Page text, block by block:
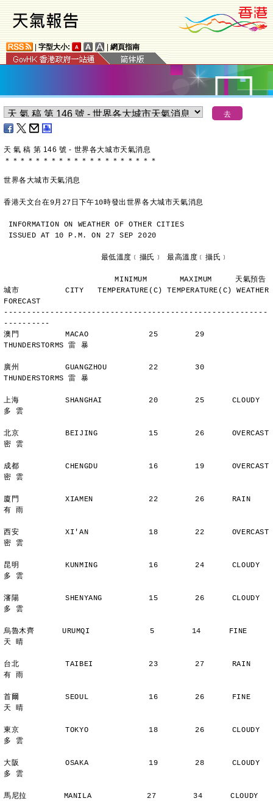
字型大小: 網頁指南
天 氣 稿 第 146 號 - 世界各大城市天氣消息
＊ ＊ ＊ ＊ ＊ ＊ ＊ ＊ ＊ ＊ ＊ ＊ ＊ ＊ ＊ ＊ ＊ ＊ ＊ ＊
世界各大城市天氣消息
香港天文台在9月27日下午10時發出世界各大城市天氣消息
INFORMATION ON WEATHER OF OTHER CITIES
ISSUED AT 10 P.M. ON 27 SEP 2020
                     最低溫度﹝攝氏﹞ 最高溫度﹝攝氏﹞
                        MINIMUM       MAXIMUM     天氣預告
城市          CITY   TEMPERATURE(C) TEMPERATURE(C) WEATHER
FORECAST
---------------------------------------------------------
----------
澳門          MACAO             25        29
THUNDERSTORMS 雷 暴
廣州          GUANGZHOU         22        30
THUNDERSTORMS 雷 暴
上海          SHANGHAI          20        25      CLOUDY
多 雲
北京          BEIJING           15        26      OVERCAST
密 雲
成都          CHENGDU           16        19      OVERCAST
密 雲
廈門          XIAMEN            22        26      RAIN
有 雨
西安          XI'AN             18        22      OVERCAST
密 雲
昆明          KUNMING           16        24      CLOUDY
多 雲
瀋陽          SHENYANG          15        26      CLOUDY
多 雲
烏魯木齊      URUMQI             5        14      FINE
天 晴
台北          TAIBEI            23        27      RAIN
有 雨
首爾          SEOUL             16        26      FINE
天 晴
東京          TOKYO             18        26      CLOUDY
多 雲
大阪          OSAKA             19        28      CLOUDY
多 雲
馬尼拉        MANILA            27        34      CLOUDY